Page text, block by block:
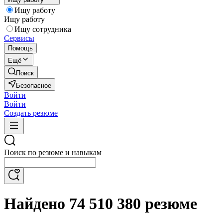
Ищу работу
Ищу работу
Ищу сотрудника
Сервисы
Помощь
Ещё
Поиск
Безопасное
Войти
Войти
Создать резюме
Поиск по резюме и навыкам
Найдено 74 510 380 резюме